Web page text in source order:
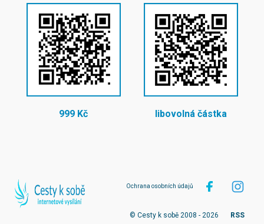
999 Kč libovolná částka
Ochrana osobních údajů
© Cesty k sobě 2008 - 2026 RSS